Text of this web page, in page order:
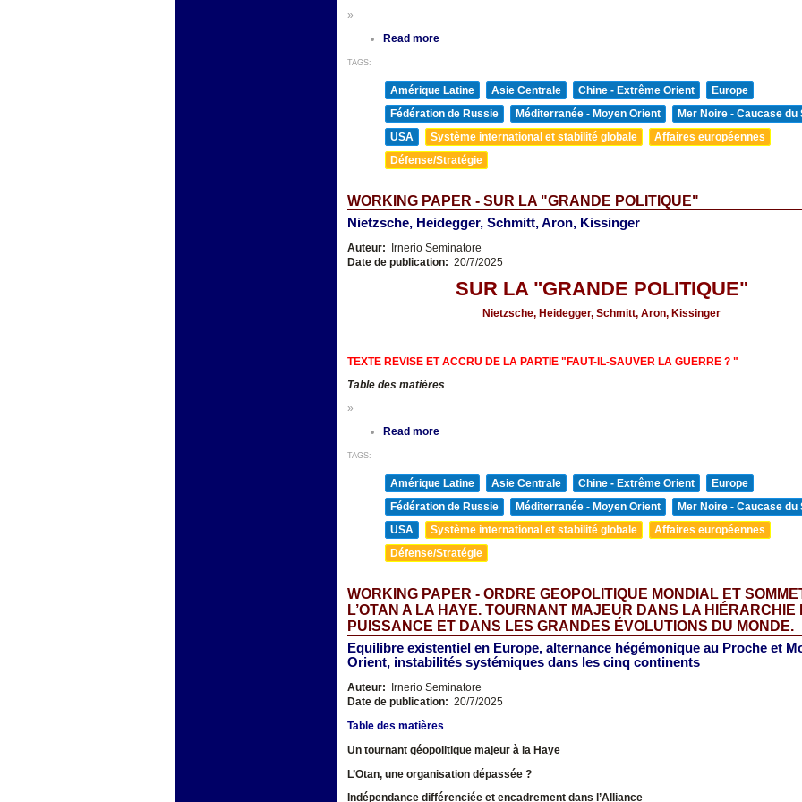
»
Read more
TAGS:
Amérique Latine Asie Centrale Chine - Extrême Orient
Europe
Fédération de Russie
Méditerranée - Moyen Orient
Mer Noire - Caucase du
USA
Système international et stabilité globale
Affaires européennes
Défense/Stratégie
WORKING PAPER - SUR LA "GRANDE POLITIQUE"
Nietzsche, Heidegger, Schmitt, Aron, Kissinger
Auteur: Irnerio Seminatore
Date de publication: 20/7/2025
SUR LA "GRANDE POLITIQUE"
Nietzsche, Heidegger, Schmitt, Aron, Kissinger
TEXTE REVISE ET ACCRU DE LA PARTIE "FAUT-IL-SAUVER LA GUERRE ? "
Table des matières
»
Read more
TAGS:
Amérique Latine Asie Centrale Chine - Extrême Orient
Europe
Fédération de Russie
Méditerranée - Moyen Orient
Mer Noire - Caucase du
USA
Système international et stabilité globale
Affaires européennes
Défense/Stratégie
WORKING PAPER - ORDRE GEOPOLITIQUE MONDIAL ET
L’OTAN A LA HAYE. TOURNANT MAJEUR DANS LA HIÉRARCHIE
PUISSANCE ET DANS LES GRANDES ÉVOLUTIONS DU MONDE.
Equilibre existentiel en Europe, alternance hégémonique au Proche et
Orient, instabilités systémiques dans les cinq continents
Auteur:
Irnerio Seminatore
Date de publication: 20/7/2025
Table des matières
Un tournant géopolitique majeur à la Haye
L’Otan, une organisation dépassée ?
Indépendance différenciée et encadrement dans l’Alliance